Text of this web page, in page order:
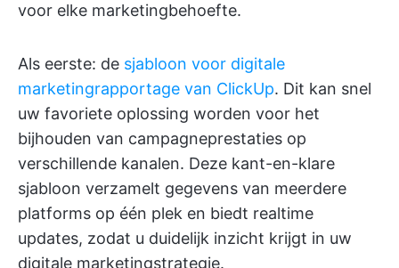
voor elke marketingbehoefte.
Als eerste: de sjabloon voor digitale
marketingrapportage van ClickUp. Dit kan snel
uw favoriete oplossing worden voor het
bijhouden van campagneprestaties op
verschillende kanalen. Deze kant-en-klare
sjabloon verzamelt gegevens van meerdere
platforms op één plek en biedt realtime
updates, zodat u duidelijk inzicht krijgt in uw
digitale marketingstrategie.